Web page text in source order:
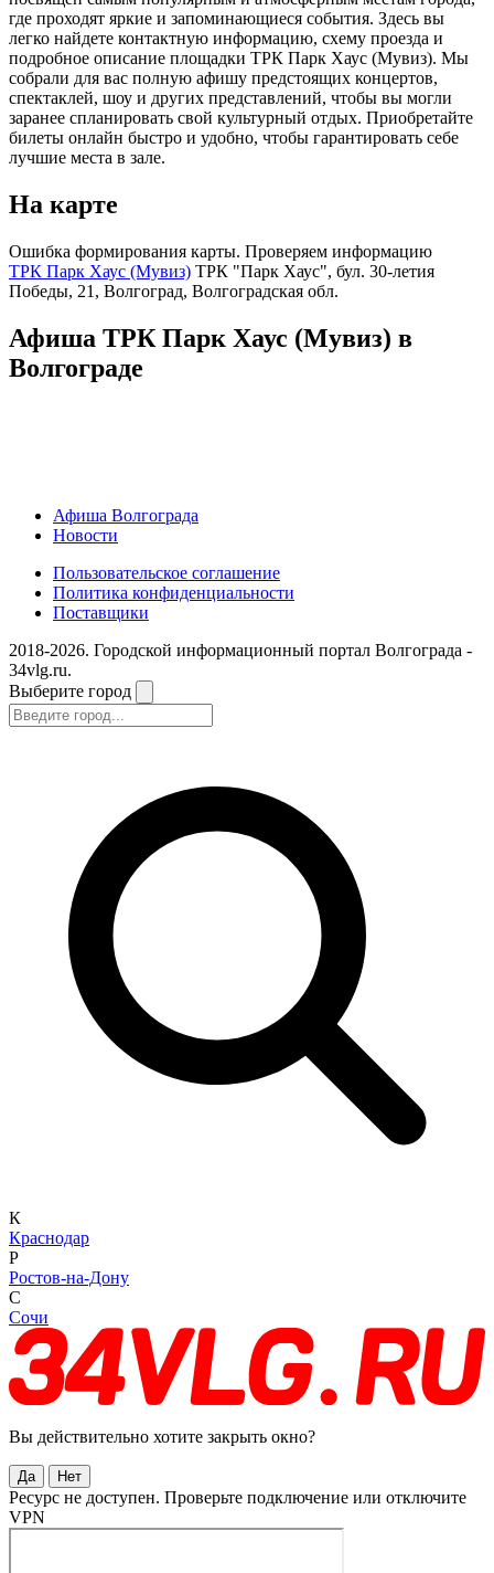
где проходят яркие и запоминающиеся события. Здесь вы
легко найдете контактную информацию, схему проезда и
подробное описание площадки ТРК Парк Хаус (Мувиз). Мы
собрали для вас полную афишу предстоящих концертов,
спектаклей, шоу и других представлений, чтобы вы могли
заранее спланировать свой культурный отдых. Приобретайте
билеты онлайн быстро и удобно, чтобы гарантировать себе
лучшие места в зале.
На карте
Ошибка формирования карты. Проверяем информацию
ТРК Парк Хаус (Мувиз) ТРК "Парк Хаус", бул. 30-летия
Победы, 21, Волгоград, Волгоградская обл.
Афиша ТРК Парк Хаус (Мувиз) в
Волгограде
Афиша Волгограда
Новости
Пользовательское соглашение
Политика конфиденциальности
Поставщики
2018-2026. Городской информационный портал Волгограда -
34vlg.ru.
Выберите город
К
Краснодар
Р
Ростов-на-Дону
С
Сочи
Вы действительно хотите закрыть окно?
Да Нет
Ресурс не доступен. Проверьте подключение или отключите
VPN